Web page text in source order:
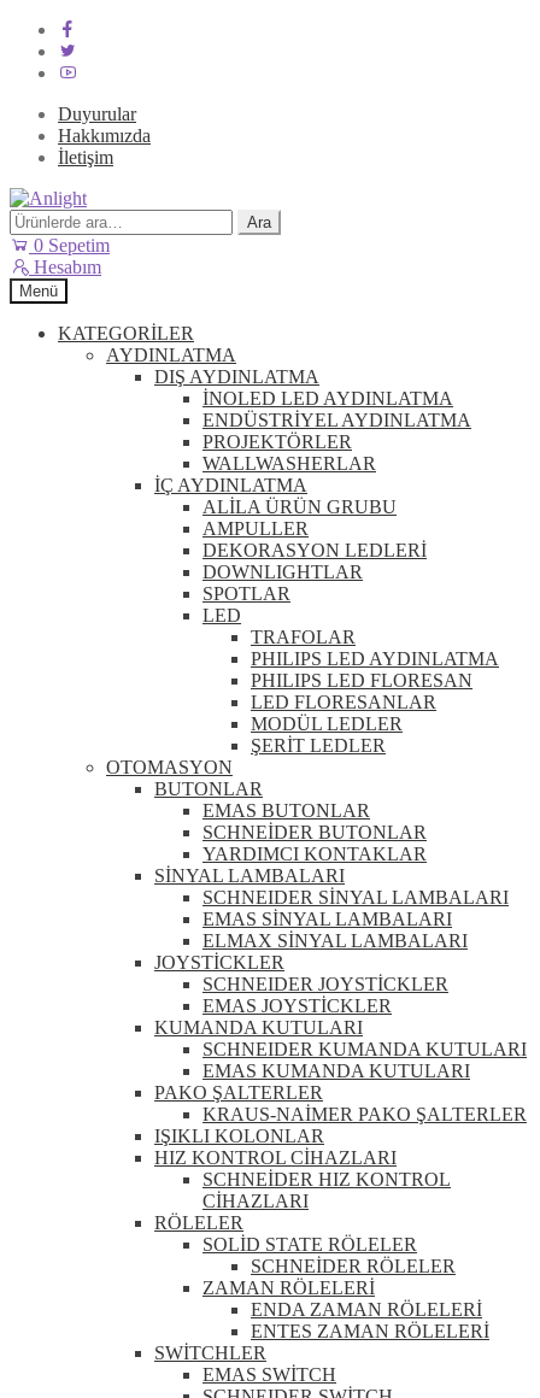
Duyurular
Hakkımızda
İletişim
Dolaşıma
geç
İçeriğe
geç
Ara: Ara
0 Sepetim
Hesabım
Menü
KATEGORİLER
AYDINLATMA
DIŞ AYDINLATMA
İNOLED LED AYDINLATMA
ENDÜSTRİYEL AYDINLATMA
PROJEKTÖRLER
WALLWASHERLAR
İÇ AYDINLATMA
ALİLA ÜRÜN GRUBU
AMPULLER
DEKORASYON LEDLERİ
DOWNLIGHTLAR
SPOTLAR
LED
TRAFOLAR
PHILIPS LED AYDINLATMA
PHILIPS LED FLORESAN
LED FLORESANLAR
MODÜL LEDLER
ŞERİT LEDLER
OTOMASYON
BUTONLAR
EMAS BUTONLAR
SCHNEİDER BUTONLAR
YARDIMCI KONTAKLAR
SİNYAL LAMBALARI
SCHNEIDER SİNYAL LAMBALARI
EMAS SİNYAL LAMBALARI
ELMAX SİNYAL LAMBALARI
JOYSTİCKLER
SCHNEIDER JOYSTİCKLER
EMAS JOYSTİCKLER
KUMANDA KUTULARI
SCHNEIDER KUMANDA KUTULARI
EMAS KUMANDA KUTULARI
PAKO ŞALTERLER
KRAUS-NAİMER PAKO ŞALTERLER
IŞIKLI KOLONLAR
HIZ KONTROL CİHAZLARI
SCHNEİDER HIZ KONTROL
CİHAZLARI
RÖLELER
SOLİD STATE RÖLELER
SCHNEİDER RÖLELER
ZAMAN RÖLELERİ
ENDA ZAMAN RÖLELERİ
ENTES ZAMAN RÖLELERİ
SWİTCHLER
EMAS SWİTCH